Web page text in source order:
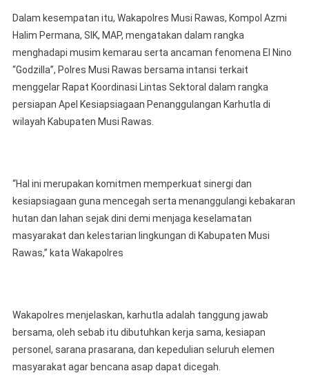
Dalam kesempatan itu, Wakapolres Musi Rawas, Kompol Azmi
Halim Permana, SIK, MAP, mengatakan dalam rangka
menghadapi musim kemarau serta ancaman fenomena El Nino
“Godzilla”, Polres Musi Rawas bersama intansi terkait
menggelar Rapat Koordinasi Lintas Sektoral dalam rangka
persiapan Apel Kesiapsiagaan Penanggulangan Karhutla di
wilayah Kabupaten Musi Rawas.
“Hal ini merupakan komitmen memperkuat sinergi dan
kesiapsiagaan guna mencegah serta menanggulangi kebakaran
hutan dan lahan sejak dini demi menjaga keselamatan
masyarakat dan kelestarian lingkungan di Kabupaten Musi
Rawas,” kata Wakapolres
Wakapolres menjelaskan, karhutla adalah tanggung jawab
bersama, oleh sebab itu dibutuhkan kerja sama, kesiapan
personel, sarana prasarana, dan kepedulian seluruh elemen
masyarakat agar bencana asap dapat dicegah.